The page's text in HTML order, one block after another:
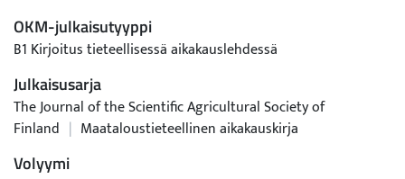
OKM-julkaisutyyppi
B1 Kirjoitus tieteellisessä aikakauslehdessä
Julkaisusarja
The Journal of the Scientific Agricultural Society of
Finland | Maataloustieteellinen aikakauskirja
Volyymi